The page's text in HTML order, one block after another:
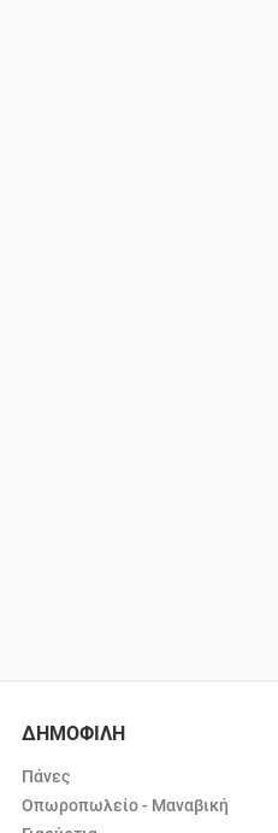
ΔΗΜΟΦΙΛΗ
Πάνες
Οπωροπωλείο - Μαναβική